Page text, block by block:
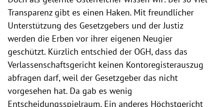
Transparenz gibt es einen Haken. Mit freundlicher
Unterstützung des Gesetzgebers und der Justiz
werden die Erben vor ihrer eigenen Neugier
geschützt. Kürzlich entschied der OGH, dass das
Verlassenschaftsgericht keinen Kontoregisterauszug
abfragen darf, weil der Gesetzgeber das nicht
vorgesehen hat. Da gab es wenig
Entscheidungsspielraum. Ein anderes Höchstgericht